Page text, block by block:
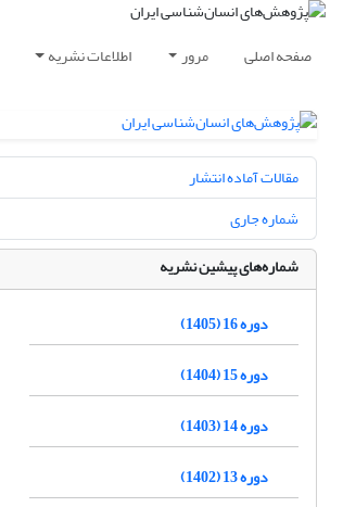
صفحه اصلی مرور اطلاعات نشریه
مقالات آماده انتشار
شماره جاری
شماره‌های پیشین نشریه
دوره 16 (1405)
دوره 15 (1404)
دوره 14 (1403)
دوره 13 (1402)